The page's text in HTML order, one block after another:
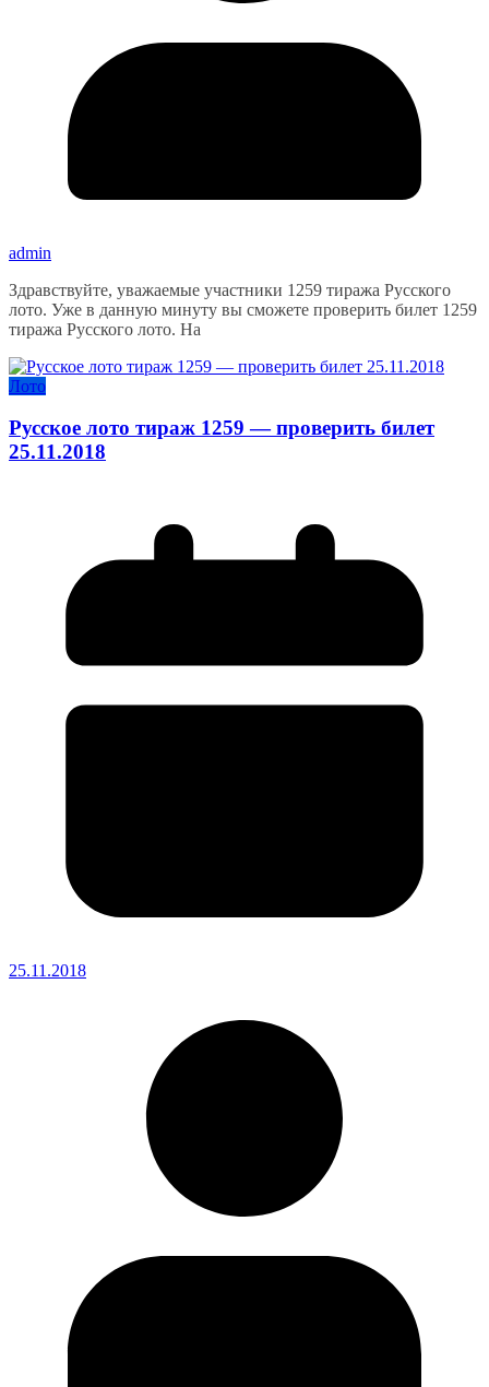
admin
Здравствуйте, уважаемые участники 1259 тиража Русского
лото. Уже в данную минуту вы сможете проверить билет 1259
тиража Русского лото. На
Лото
Русское лото тираж 1259 — проверить билет
25.11.2018
25.11.2018